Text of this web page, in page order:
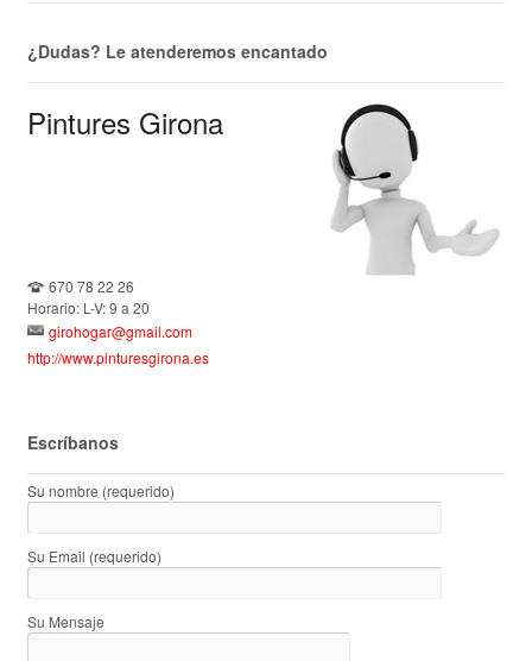
¿Dudas? Le atenderemos encantado
Pintures Girona
670 78 22 26
Horario: L-V: 9 a 20
girohogar@gmail.com
http://www.pinturesgirona.es
Escríbanos
Su nombre (requerido)
Su Email (requerido)
Su Mensaje